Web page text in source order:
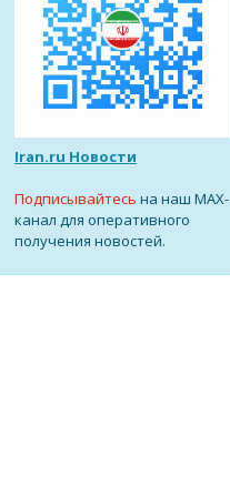
Iran.ru Новости
Подписывайтесь на наш MAX-
канал для оперативного
получения новостей.